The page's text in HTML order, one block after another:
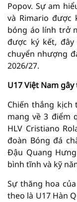
Popov. Sự am
và Rimario được
bóng áo lính trở
được ký kết,
chuyển nhượng
2026/27.
U17 Việt Nam
Chiến thắng kịch
mang về 3 điểm
HLV Cristiano
đoàn Bóng đá
Đậu Quang
bình tĩnh và kỹ
Sự thăng hoa
theo là U17 Hàn